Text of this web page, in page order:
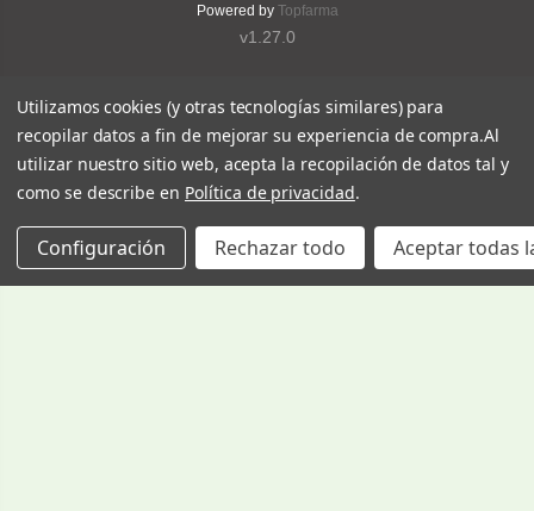
Powered by Topfarma
v1.27.0
Utilizamos cookies (y otras tecnologías similares) para
recopilar datos a fin de mejorar su experiencia de compra.Al
utilizar nuestro sitio web, acepta la recopilación de datos tal y
como se describe en Política de privacidad.
Configuración Rechazar todo Aceptar todas